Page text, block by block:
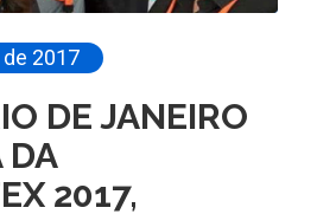
2017
DE JANEIRO
DA
2017,